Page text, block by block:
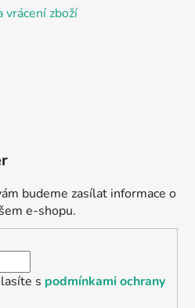
vrácení zboží
budeme zasílat informace o
e-shopu.
s podmínkami ochrany